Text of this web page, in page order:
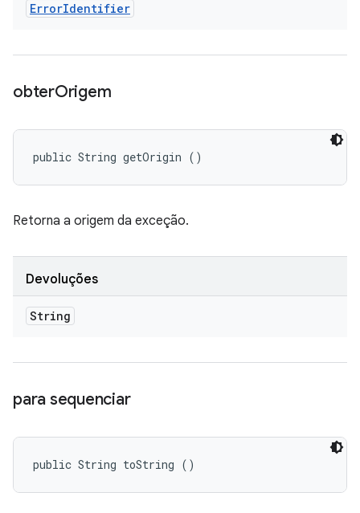
ErrorIdentifier
obterOrigem
public String getOrigin ()
Retorna a origem da exceção.
Devoluções
String
para sequenciar
public String toString ()